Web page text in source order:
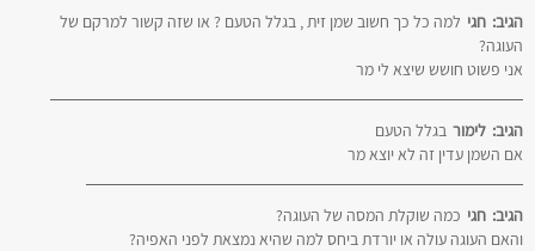
חגי הגיב:
למה כל כך חשוב שמן זית , בגלל הטעם ? או שזה קשור למרקם של
העוגה?
אני פשוט חושש שיצא לי מר
לימור הגיב:
בגלל הטעם
אם השמן עדין זה לא יוצא מר
חגי הגיב:
כמה שוקלת המסה של העוגה?
והאם העוגה עולה או יורדת ביחס למה שהיא נמצאת לפני האפיה?